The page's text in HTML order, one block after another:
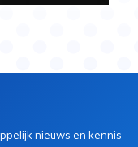
nieuws en kennis